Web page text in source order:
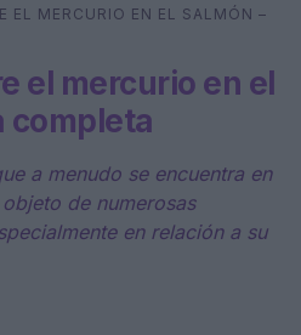
⌕ ×
EL MERCURIO EN EL SALMÓN –
el mercurio en el
completa
a menudo se encuentra en
de numerosas
en relación a su